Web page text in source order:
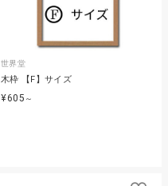
世界堂
木枠 【F】サイズ
¥605 ～